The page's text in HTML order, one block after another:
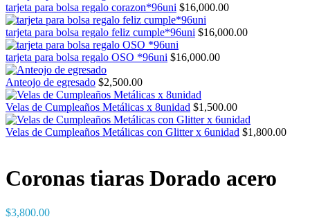
tarjeta para bolsa regalo corazon*96uni $16,000.00
tarjeta para bolsa regalo feliz cumple*96uni $16,000.00
tarjeta para bolsa regalo OSO *96uni $16,000.00
Anteojo de egresado $2,500.00
Velas de Cumpleaños Metálicas x 8unidad $1,500.00
Velas de Cumpleaños Metálicas con Glitter x 6unidad $1,800.00
Coronas tiaras Dorado acero
$3,800.00